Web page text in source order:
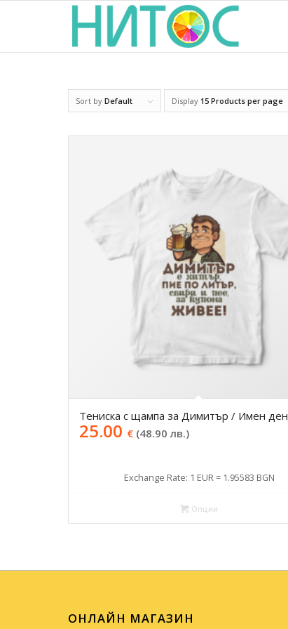
Sort by Default Display 15 Products per page
Тениска с щампа за Димитър / Имен ден
25.00 € (48.90 лв.)
Exchange Rate: 1 EUR = 1.95583 BGN
Опции
ОНЛАЙН МАГАЗИН